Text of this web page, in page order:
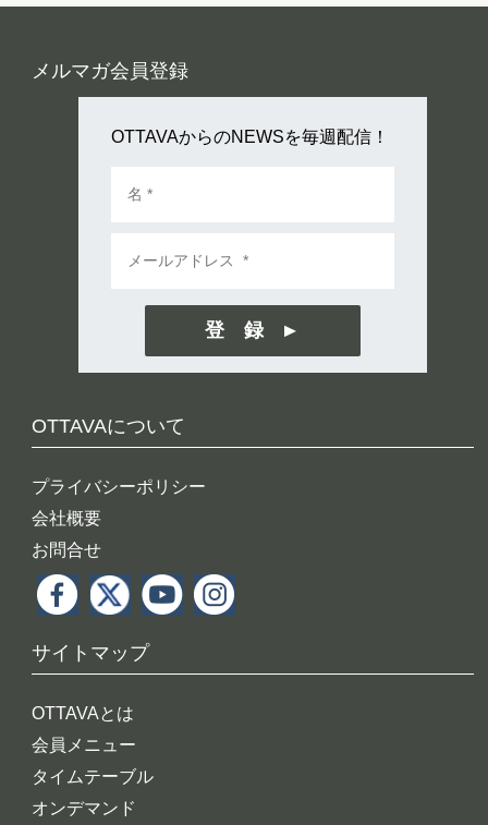
OTTAVAについて
プライバシーポリシー
会社概要
お問合せ
サイトマップ
OTTAVAとは
会員メニュー
タイムテーブル
オンデマンド
メルマガ会員登録
OTTAVAからのNEWSを毎週配信！
登 録